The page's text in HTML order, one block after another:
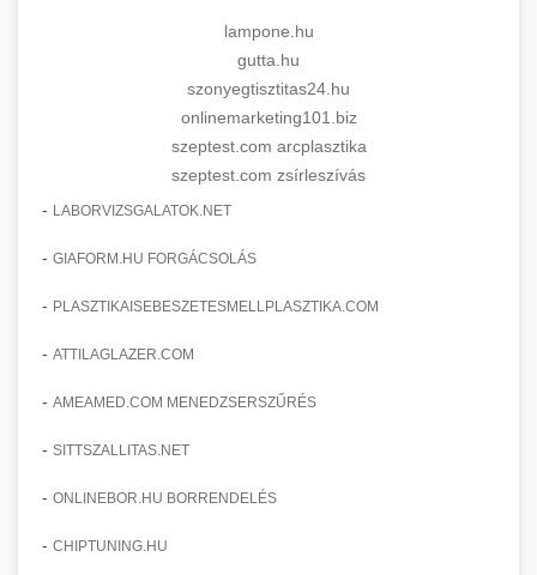
lampone.hu
gutta.hu
szonyegtisztitas24.hu
onlinemarketing101.biz
szeptest.com arcplasztika
szeptest.com zsírleszívás
- LABORVIZSGALATOK.NET
- GIAFORM.HU FORGÁCSOLÁS
- PLASZTIKAISEBESZETESMELLPLASZTIKA.COM
- ATTILAGLAZER.COM
- AMEAMED.COM MENEDZSERSZŰRÉS
- SITTSZALLITAS.NET
- ONLINEBOR.HU BORRENDELÉS
- CHIPTUNING.HU